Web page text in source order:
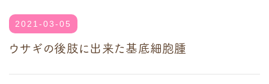
2021-03-05
ウサギの後肢に出来た基底細胞腫